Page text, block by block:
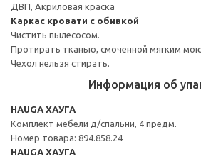
ДВП, Акриловая краска
Каркас кровати с обивкой
Чистить пылесосом.
Протирать тканью, смоченной мягким
Чехол нельзя стирать.
Информация об
HAUGA ХАУГА
Комплект мебели д/спальни, 4 предм.
Номер товара: 894.858.24
HAUGA ХАУГА